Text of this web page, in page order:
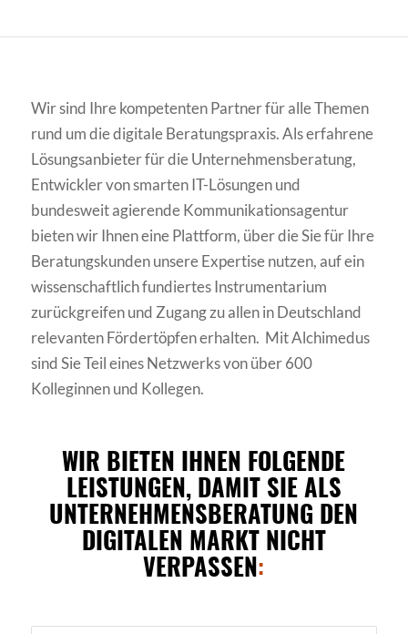
Wir sind Ihre kompetenten Partner für alle Themen
rund um die digitale Beratungspraxis. Als erfahrene
Lösungsanbieter für die Unternehmensberatung,
Entwickler von smarten IT-Lösungen und
bundesweit agierende Kommunikationsagentur
bieten wir Ihnen eine Plattform, über die Sie für Ihre
Beratungskunden unsere Expertise nutzen, auf ein
wissenschaftlich fundiertes Instrumentarium
zurückgreifen und Zugang zu allen in Deutschland
relevanten Fördertöpfen erhalten. Mit Alchimedus
sind Sie Teil eines Netzwerks von über 600
Kolleginnen und Kollegen.
WIR BIETEN IHNEN FOLGENDE
LEISTUNGEN, DAMIT SIE ALS
UNTERNEHMENSBERATUNG DEN
DIGITALEN MARKT NICHT
VERPASSEN: